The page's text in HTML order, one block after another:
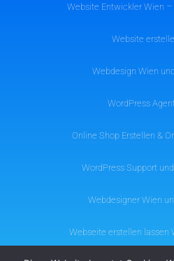
Website Entwickler Wien
Website
Webdesign Wien
WordPress
Online Shop Erstellen &
WordPress Support
Webdesigner Wien
Webseite erstellen lassen